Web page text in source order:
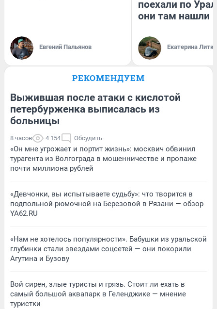
Евгений Пальянов
поехали по
они там нашли
Екатерина
РЕКОМЕНДУЕМ
Выжившая после атаки с кислотой
петербурженка выписалась из
больницы
8 часов 4 154 Обсудить
«Он мне угрожает и портит жизнь»: москвич обвинил
турагента из Волгограда в мошенничестве и пропаже
почти миллиона рублей
«Девчонки, вы испытываете судьбу»: что творится в
подпольной рюмочной на Березовой в Рязани — обзор
YA62.RU
«Нам не хотелось популярности». Бабушки из уральской
глубинки стали звездами соцсетей — они покорили
Агутина и Бузову
Вой сирен, злые туристы и грязь. Стоит ли ехать в
самый большой аквапарк в Геленджике — мнение
туристки